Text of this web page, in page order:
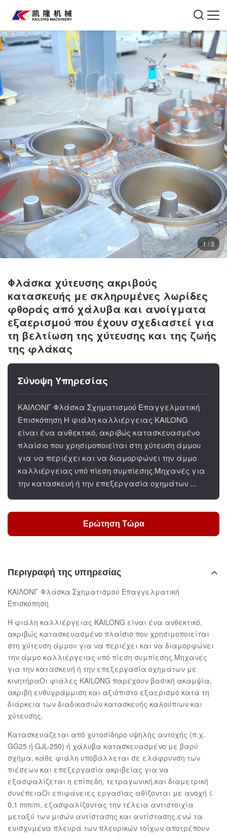
1 / 3
Φλάσκα χύτευσης ακριβούς
κατασκευής με σκληρυμένες λωρίδες
φθοράς από χάλυβα και ανοίγματα
εξαερισμού που έχουν σχεδιαστεί για
τη βελτίωση της χύτευσης και της ζωής
της φλάκας
Σύνοψη Υπηρεσίας
ΚΑΙΛΟΝΓ Φλάσκα Σχηματισμού Επαγγελματική
Επισκόπηση Η φιάλη καλλιέργειας KAILONG
είναι ένα ανθεκτικό, ακριβώς κατασκευασμένο
πλαίσιο που χρησιμοποιείται στη χύτευση άμμου
για να περιέχει και να διαμορφώνει την άμμο
καλλιέργειας υπό πίεση συμπίεσης.Μηχανές για
την κατασκευή ή την επεξεργασία οχημάτων ...
Ερώτηση Τώρα
Περιγραφή της υπηρεσίας
ΚΑΙΛΟΝΓ Φλάσκα Σχηματισμού Επαγγελματική
Επισκόπηση
Η φιάλη καλλιέργειας KAILONG είναι ένα ανθεκτικό,
ακριβώς κατασκευασμένο πλαίσιο που χρησιμοποιείται
στη χύτευση άμμου για να περιέχει και να διαμορφώνει
την άμμο καλλιέργειας υπό πίεση συμπίεσης.Μηχανές
για την κατασκευή ή την επεξεργασία οχημάτων με
κινητήραΟι φιάλες KAILONG παρέχουν βασική ακαμψία,
ακριβή ευθυγράμμιση και αξιόπιστο εξαερισμό κατά τη
διάρκεια των διαδικασιών κατασκευής καλούπιων και
χύτευσης.
Κατασκευάζεται από χυτοσίδηρο υψηλής αντοχής (π.χ.
GG25 ή GJL-250) ή χάλυβα κατασκευασμένο με βαρύ
σχήμα, κάθε φιάλη υποβάλλεται σε ελάφρυνση των
πιέσεων και επεξεργασία ακριβείας για να
εξασφαλίζεται η επίπεδη, τετραγωνική,και διαμετρική
συνέπειαΟι επιφάνειες εργασίας αθίζονται με ανοχή ≤
0,1 mm/m, εξασφαλίζοντας την τέλεια αντιστοιχία
μεταξύ των μισών αντίστασης και αντίστασης.ενώ τα
ενισχυμένα πλευρά των πλευρικών τοίχων αποτρέπουν